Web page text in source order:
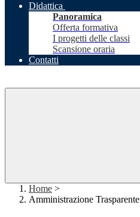
Didattica
Panoramica
Offerta formativa
I progetti delle classi
Scansione oraria
Contatti
Home >
Amministrazione Trasparente